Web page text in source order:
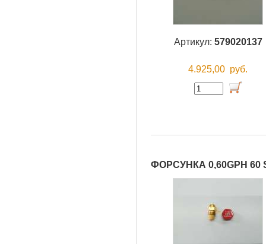
Артикул: 579020137
4.925,00 руб.
ФОРСУНКА 0,60GPH 60